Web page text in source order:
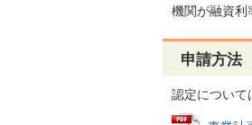
機関が融資利
申請方法
認定について